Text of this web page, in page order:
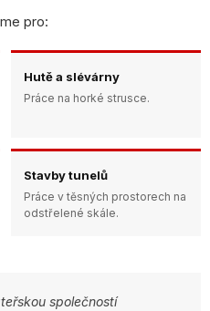
pro:
Hutě a slévárny
Práce na horké strusce.
Stavby tunelů
Práce v těsných prostorech na
odstřelené skále.
společností